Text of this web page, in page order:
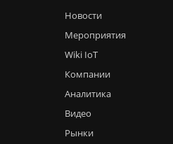
Новости
Мероприятия
Wiki IoT
Компании
Аналитика
Видео
Рынки